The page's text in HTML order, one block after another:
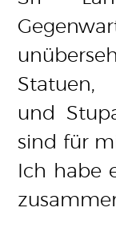
Statuen,
und
sind für
Ich habe